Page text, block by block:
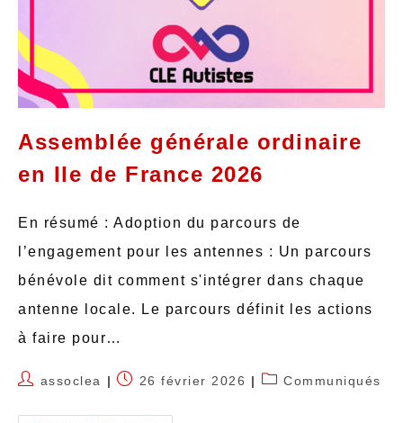
Assemblée générale ordinaire
en Ile de France 2026
En résumé : Adoption du parcours de
l’engagement pour les antennes : Un parcours
bénévole dit comment s'intégrer dans chaque
antenne locale. Le parcours définit les actions
à faire pour…
assoclea 26 février 2026 Communiqués